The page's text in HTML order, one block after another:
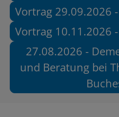
Vortrag 29.09.2026
Vortrag 10.11.2026
27.08.2026 -
und Beratung bei